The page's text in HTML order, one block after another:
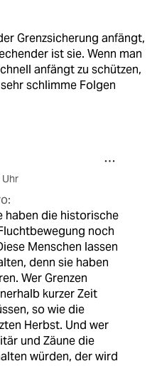
Grenzsicherung anfängt,
ist sie. Wenn man
anfängt zu schützen,
schlimme Folgen
Uhr
haben die historische
noch
Menschen lassen
denn sie haben
Wer Grenzen
kurzer Zeit
so wie die
Herbst. Und wer
und Zäune die
würden, der wird